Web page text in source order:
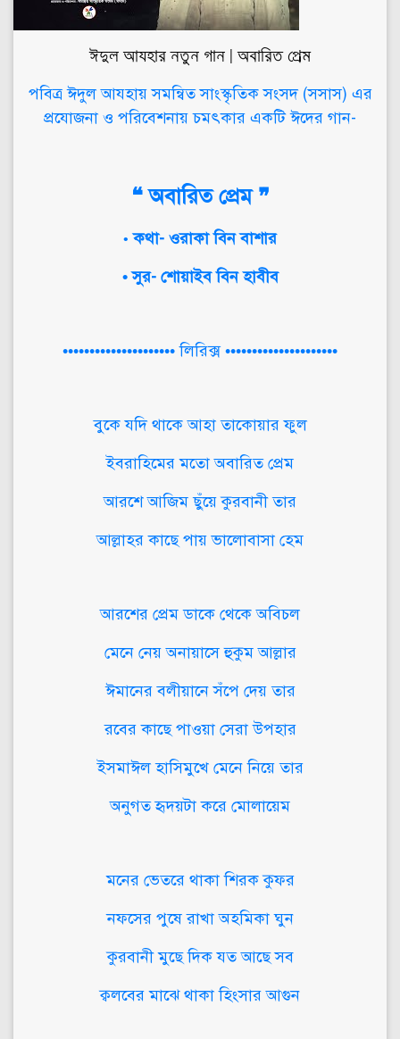
ঈদুল আযহার নতুন গান | অবারিত প্রেম
পবিত্র ঈদুল আযহায় সমন্বিত সাংস্কৃতিক সংসদ (সসাস) এর
প্রযোজনা ও পরিবেশনায় চমৎকার একটি ঈদের গান-
❝ অবারিত প্রেম ❞
• কথা- ওরাকা বিন বাশার
• সুর- শোয়াইব বিন হাবীব
••••••••••••••••••••• লিরিক্স •••••••••••••••••••••
বুকে যদি থাকে আহা তাকোয়ার ফুল
ইবরাহিমের মতো অবারিত প্রেম
আরশে আজিম ছুঁয়ে কুরবানী তার
আল্লাহর কাছে পায় ভালোবাসা হেম
আরশের প্রেম ডাকে থেকে অবিচল
মেনে নেয় অনায়াসে হুকুম আল্লার
ঈমানের বলীয়ানে সঁপে দেয় তার
রবের কাছে পাওয়া সেরা উপহার
ইসমাঈল হাসিমুখে মেনে নিয়ে তার
অনুগত হৃদয়টা করে মোলায়েম
মনের ভেতরে থাকা শিরক কুফর
নফসের পুষে রাখা অহমিকা ঘুন
কুরবানী মুছে দিক যত আছে সব
ক্বলবের মাঝে থাকা হিংসার আগুন